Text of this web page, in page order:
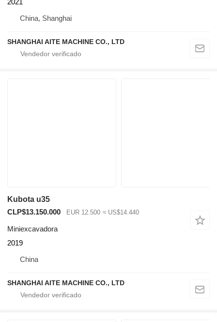
2021
China, Shanghai
SHANGHAI AITE MACHINE CO., LTD
Kubota u35
CLP$13.150.000
EUR 12.500 ≈ US$14.440
Miniexcavadora
2019
China
SHANGHAI AITE MACHINE CO., LTD